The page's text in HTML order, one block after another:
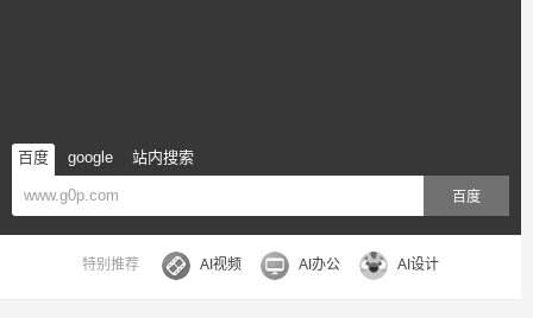
百度 google 站内搜索
百度
特别推荐 AI视频 AI办公 AI设计